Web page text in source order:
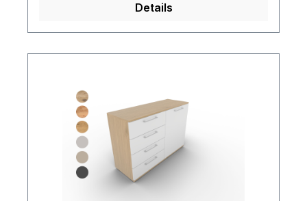
Lackvarianten konfiguriert werden.
Details